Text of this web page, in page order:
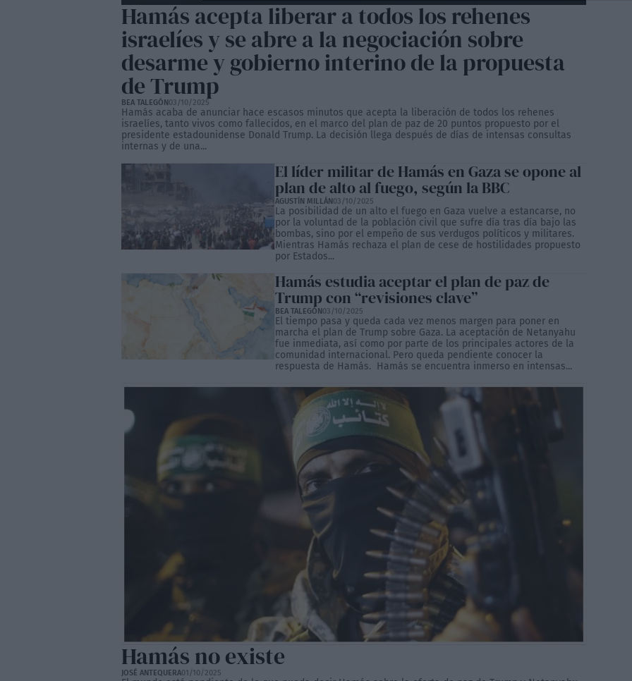
Hamás acepta liberar a todos los rehenes
israelíes y se abre a la negociación sobre
desarme y gobierno interino de la propuesta
de Trump
BEA TALEGÓN03/10/2025
Hamás acaba de anunciar hace escasos minutos que acepta la liberación de todos los rehenes
israelíes, tanto vivos como fallecidos, en el marco del plan de paz de 20 puntos propuesto por el
presidente estadounidense Donald Trump. La decisión llega después de días de intensas consultas
internas y de una...
El líder militar de Hamás en Gaza se opone al
plan de alto al fuego, según la BBC
AGUSTÍN MILLÁN03/10/2025
La posibilidad de un alto el fuego en Gaza vuelve a estancarse, no
por la voluntad de la población civil que sufre día tras día bajo las
bombas, sino por el empeño de sus verdugos políticos y militares.
Mientras Hamás rechaza el plan de cese de hostilidades propuesto
por Estados...
Hamás estudia aceptar el plan de paz de
Trump con “revisiones clave”
BEA TALEGÓN03/10/2025
El tiempo pasa y queda cada vez menos margen para poner en
marcha el plan de Trump sobre Gaza. La aceptación de Netanyahu
fue inmediata, así como por parte de los principales actores de la
comunidad internacional. Pero queda pendiente conocer la
respuesta de Hamás. Hamás se encuentra inmerso en intensas...
Hamás no existe
JOSÉ ANTEQUERA01/10/2025